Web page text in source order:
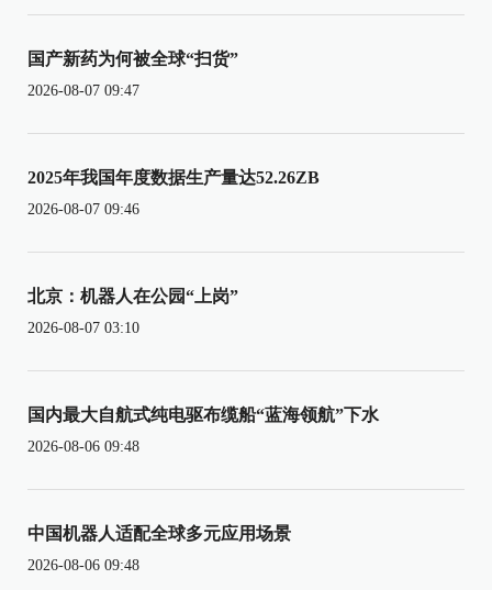
国产新药为何被全球“扫货”
2026-08-07 09:47
2025年我国年度数据生产量达52.26ZB
2026-08-07 09:46
北京：机器人在公园“上岗”
2026-08-07 03:10
国内最大自航式纯电驱布缆船“蓝海领航”下水
2026-08-06 09:48
中国机器人适配全球多元应用场景
2026-08-06 09:48